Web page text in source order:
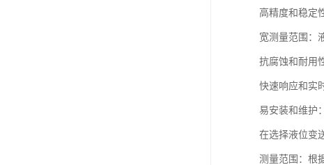
高精度和稳定
宽测量范围：
抗腐蚀和耐用
快速响应和实
易安装和维护
在选择液位变
测量范围：根